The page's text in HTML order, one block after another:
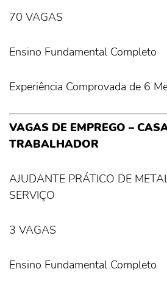
70 VAGAS
Ensino Fundamental Completo
Experiência Comprovada de 6
VAGAS DE EMPREGO –
TRABALHADOR
AJUDANTE PRÁTICO DE
SERVIÇO
3 VAGAS
Ensino Fundamental Completo